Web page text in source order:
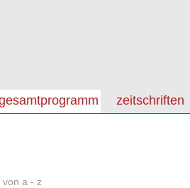
zeitschriften
von a - z